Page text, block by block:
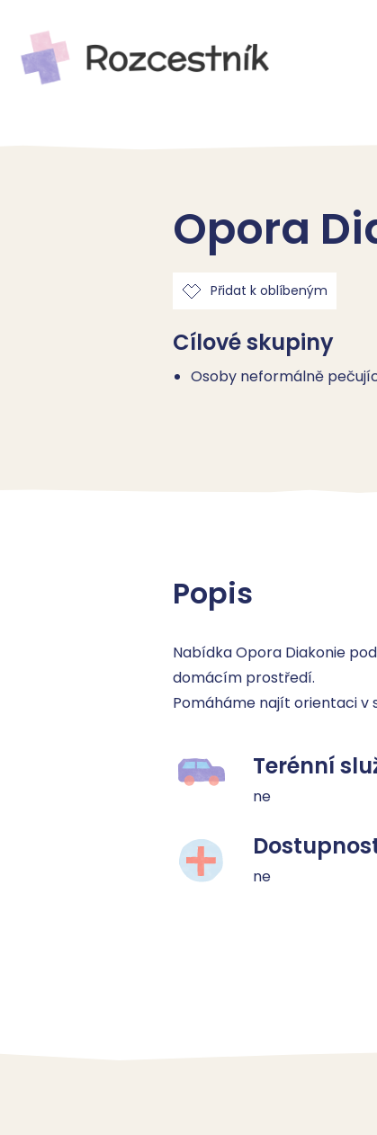
Opora
Přidat k oblíbeným
Cílové skupiny
Osoby neformálně
Popis
Nabídka Opora Diakonie
domácím prostředí.
Pomáháme najít orientaci v
Terénní
ne
ne